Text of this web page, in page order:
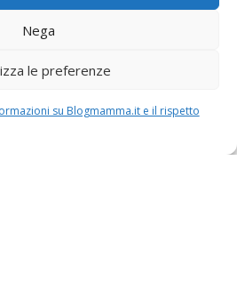
Nega
le preferenze
su Blogmamma.it e il rispetto
gravidanza